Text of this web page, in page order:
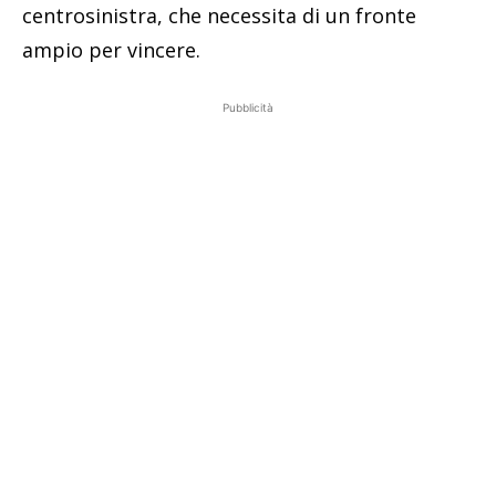
centrosinistra, che necessita di un fronte
ampio per vincere.
Pubblicità